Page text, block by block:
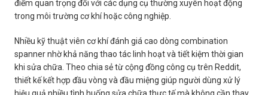
điểm quan trọng đối với các dụng cụ thường xuyên hoạt động
trong môi trường cơ khí hoặc công nghiệp.
Nhiều kỹ thuật viên cơ khí đánh giá cao dòng combination
spanner nhờ khả năng thao tác linh hoạt và tiết kiệm thời gian
khi sửa chữa. Theo chia sẻ từ cộng đồng công cụ trên Reddit,
thiết kế kết hợp đầu vòng và đầu miệng giúp người dùng xử lý